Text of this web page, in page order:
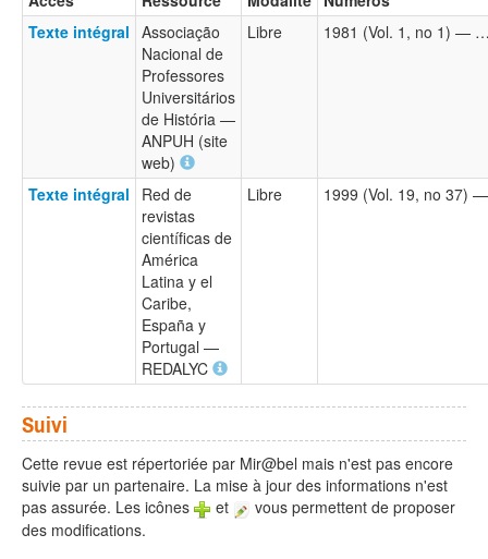
Texte intégral Associação
Nacional de
Professores
Universitários
de História —
ANPUH (site
web)
Libre 1981 (Vol. 1, no 1) —
Texte intégral
Red de
revistas
científicas de
América
Latina y el
Caribe,
España y
Portugal —
REDALYC
Libre 1999 (Vol. 19, no 37)
Suivi
Cette revue est répertoriée par Mir@bel mais n'est pas encore
suivie par un partenaire. La mise à jour des informations n'est
pas assurée. Les icônes
et
vous permettent de proposer
des modifications.